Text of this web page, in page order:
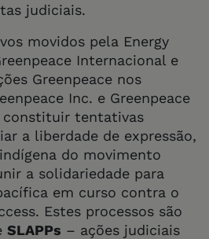
judiciais.
movidos pela Energy
Internacional e
Greenpeace nos
Inc. e Greenpeace
constituir tentativas
a liberdade de expressão,
do movimento
a solidariedade para
em curso contra o
Estes processos são
SLAPPs – ações judiciais